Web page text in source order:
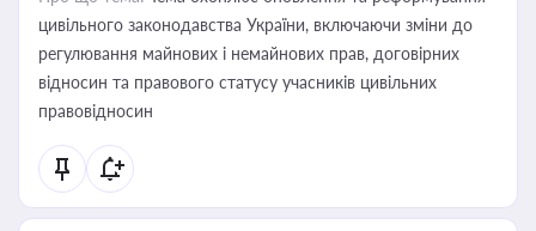
цивільного законодавства України, включаючи зміни до
регулювання майнових і немайнових прав, договірних
відносин та правового статусу учасників цивільних
правовідносин